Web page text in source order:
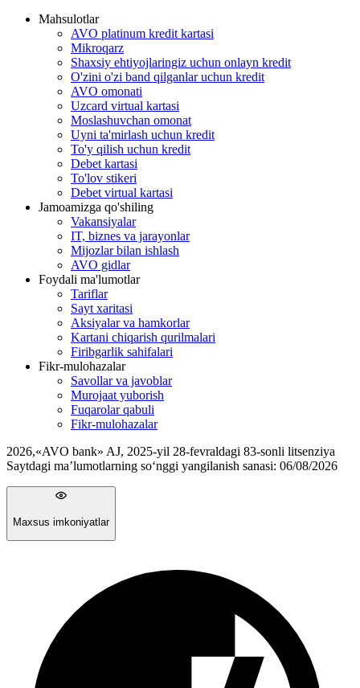
Mahsulotlar
AVO platinum kredit kartasi
Mikroqarz
Shaxsiy ehtiyojlaringiz uchun onlayn kredit
O'zini o'zi band qilganlar uchun kredit
AVO omonati
Uzcard virtual kartasi
Moslashuvchan omonat
Uyni ta'mirlash uchun kredit
To'y qilish uchun kredit
Debet kartasi
To'lov stikeri
Debet virtual kartasi
Jamoamizga qo'shiling
Vakansiyalar
IT, biznes va jarayonlar
Mijozlar bilan ishlash
AVO gidlar
Foydali ma'lumotlar
Tariflar
Sayt xaritasi
Aksiyalar va hamkorlar
Kartani chiqarish qurilmalari
Firibgarlik sahifalari
Fikr-mulohazalar
Savollar va javoblar
Murojaat yuborish
Fuqarolar qabuli
Fikr-mulohazalar
2026,«AVO bank» AJ, 2025-yil 28-fevraldagi 83-sonli litsenziya
Saytdagi ma’lumotlarning so‘nggi yangilanish sanasi: 06/08/2026
Maxsus imkoniyatlar